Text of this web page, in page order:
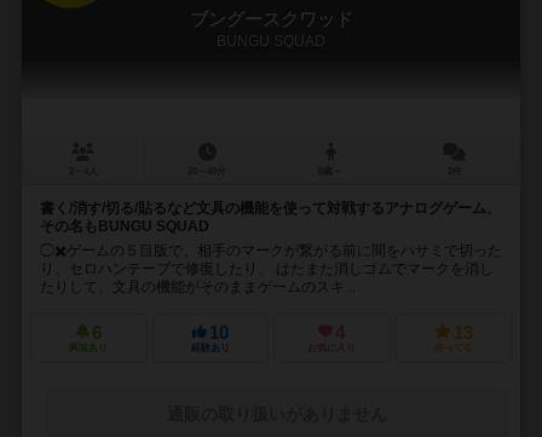
ブングースクワッド
BUNGU SQUAD
書く/消す/切る/貼るなど文具の機能を使って対戦するアナログゲーム、
その名もBUNGU SQUAD
◯✖️ゲームの５目版で、相手のマークが繋がる前に間をハサミで切った
り、セロハンテープで修復したり、 はたまた消しゴムでマークを消し
たりして、文具の機能がそのままゲームのスキ...
6
興味あり
10
経験あり
4
お気に入り
13
持ってる